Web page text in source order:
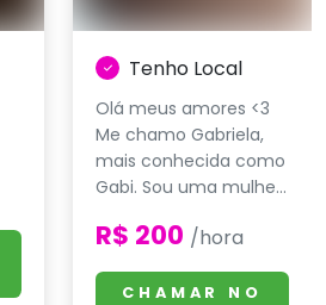
Tenho Local
Olá meus amores <3
Me chamo Gabriela,
mais conhecida como
Gabi. Sou uma mulhe...
R$ 200 /hora
CHAMAR NO